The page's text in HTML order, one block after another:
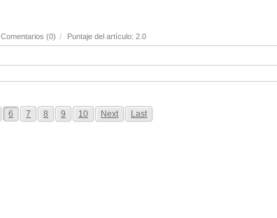
Comentarios (0) / Puntaje del artículo: 2.0
6 7 8 9 10 Next Last